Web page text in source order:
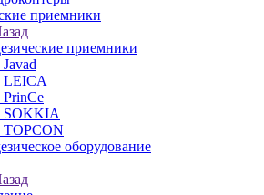
приемники
приемники
LEICA
PrinCe
SOKKIA
TOPCON
оборудование